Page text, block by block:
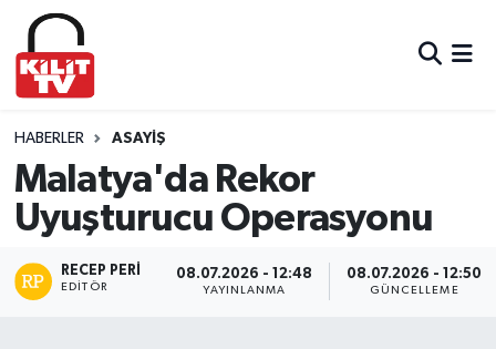
HABERLER ASAYIŞ
Malatya'da Rekor
Uyuşturucu Operasyonu
RECEP PERI
EDITÖR
08.07.2026 - 12:48
YAYINLANMA
08.07.2026 - 12:50
GÜNCELLEME
Hava Durumu
Trafik Durumu
Süper Lig Puan Durumu ve Fikstür